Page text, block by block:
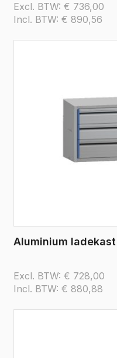
Excl. BTW: € 736,00
Incl. BTW: € 890,56
Aluminium ladekast
Excl. BTW: € 728,00
Incl. BTW: € 880,88